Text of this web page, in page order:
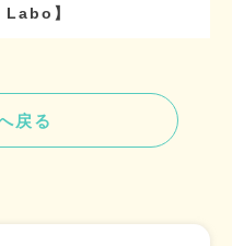
Labo】
戻る